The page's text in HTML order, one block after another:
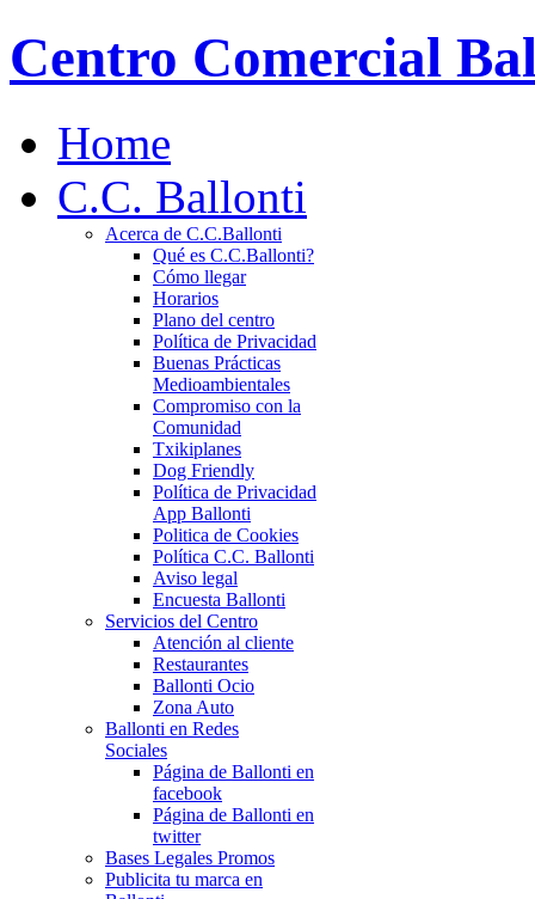
Centro Comercial
Home
C.C. Ballonti
Acerca de C.C.Ballonti
Qué es C.C.Ballonti?
Cómo llegar
Horarios
Plano del centro
Política de Privacidad
Buenas Prácticas
Medioambientales
Compromiso con la
Comunidad
Txikiplanes
Dog Friendly
Política de Privacidad
App Ballonti
Politica de Cookies
Política C.C. Ballonti
Aviso legal
Encuesta Ballonti
Servicios del Centro
Atención al cliente
Restaurantes
Ballonti Ocio
Zona Auto
Ballonti en Redes
Sociales
Página de Ballonti en
facebook
Página de Ballonti en
twitter
Bases Legales Promos
Publicita tu marca en